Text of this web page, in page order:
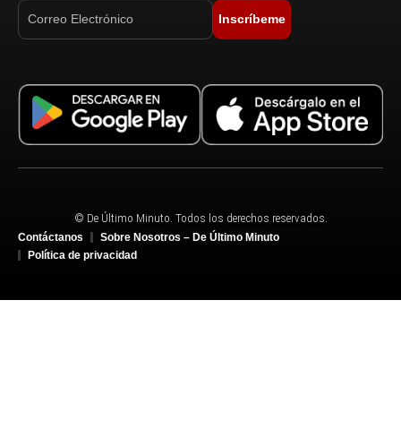
Inscríbeme
© De Último Minuto. Todos los derechos reservados.
Contáctanos
Sobre Nosotros – De Último Minuto
Política de privacidad